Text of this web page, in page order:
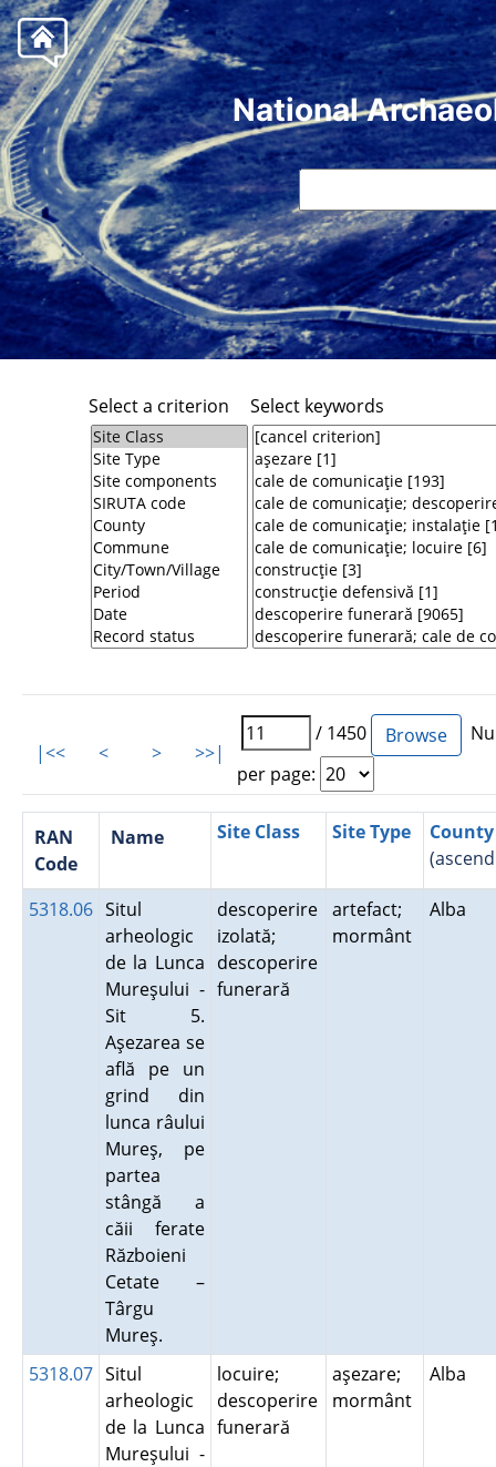
National
Select a criterion Select keywords
|<< < > >>|
/ 1450
per page:
RAN
Code
Name Site Class Site Type
County
5318.06 Situl
arheologic
de la Lunca
Mureşului -
Sit 5.
Aşezarea se
află pe un
grind din
lunca râului
Mureş, pe
partea
stângă a
căii ferate
Războieni
Cetate –
Târgu
Mureş.
descoperire
izolată;
descoperire
funerară
artefact;
mormânt
Alba
5318.07 Situl
arheologic
de la Lunca
Mureşului -
locuire;
descoperire
funerară
aşezare;
mormânt
Alba